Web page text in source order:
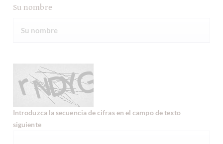
Su nombre
Introduzca la secuencia de cifras en el campo de texto
siguiente